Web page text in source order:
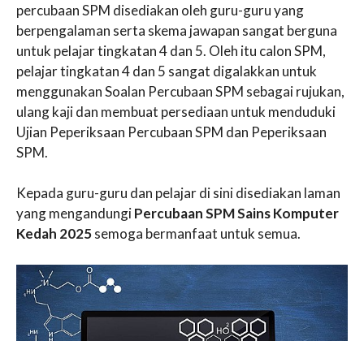
percubaan SPM disediakan oleh guru-guru yang
berpengalaman serta skema jawapan sangat berguna
untuk pelajar tingkatan 4 dan 5. Oleh itu calon SPM,
pelajar tingkatan 4 dan 5 sangat digalakkan untuk
menggunakan Soalan Percubaan SPM sebagai rujukan,
ulang kaji dan membuat persediaan untuk menduduki
Ujian Peperiksaan Percubaan SPM dan Peperiksaan
SPM.
Kepada guru-guru dan pelajar di sini disediakan laman
yang mengandungiPercubaan SPM Sains Komputer
Kedah 2025semoga bermanfaat untuk semua.